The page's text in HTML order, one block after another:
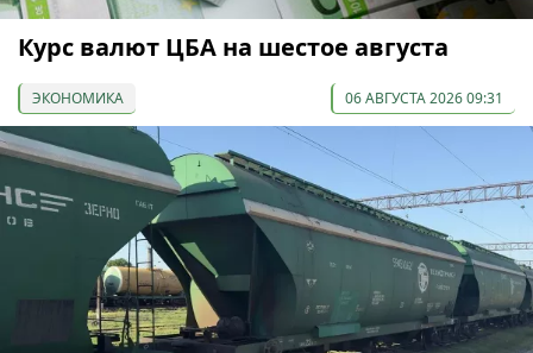
Курс валют ЦБА на шестое августа
ЭКОНОМИКА 06 АВГУСТА 2026 09:31